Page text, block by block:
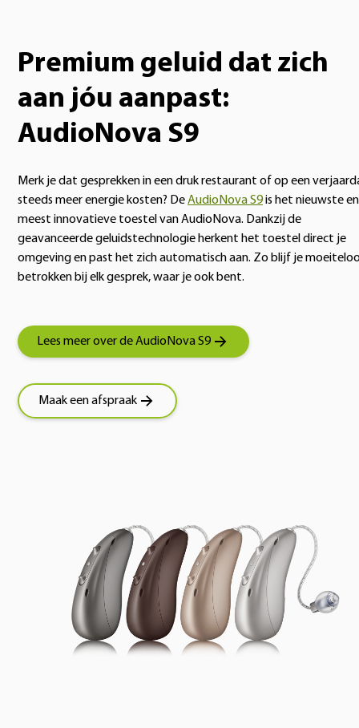
Premium geluid dat zich
aan jóu aanpast:
AudioNova S9
Merk je dat gesprekken in een druk restaurant of op een
steeds meer energie kosten? DeAudioNova S9is het nieuwste en
meest innovatieve toestel van AudioNova. Dankzij de
geavanceerde geluidstechnologie herkent het toestel direct je
omgeving en past het zich automatisch aan. Zo blijf je
betrokken bij elk gesprek, waar je ook bent.
Lees meer over de AudioNova S9
Maak een afspraak